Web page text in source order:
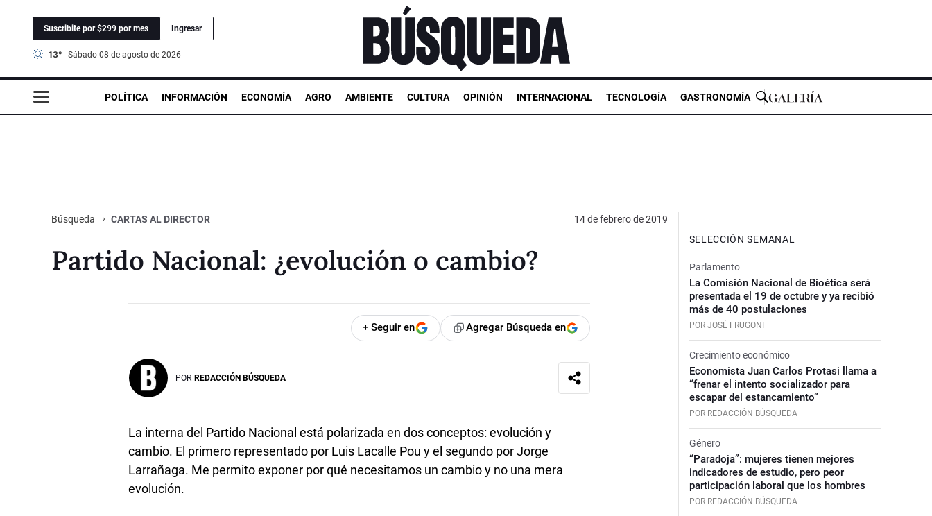
Suscribite por $299 por mes Ingresar
13° sábado 08 de agosto de 2026
POLÍTICA INFORMACIÓN ECONOMÍA AGRO AMBIENTE CULTURA OPINIÓN INTERNACIONAL TECNOLOGÍA GASTRONOMÍA
Búsqueda CARTAS AL DIRECTOR 14 de febrero de 2019
Partido Nacional: ¿evolución o cambio?
+ Seguir en Agregar Búsqueda en
POR REDACCIÓN BÚSQUEDA
La interna del Partido Nacional está polarizada en dos conceptos: evolución y
cambio. El primero representado por Luis Lacalle Pou y el segundo por Jorge
Larrañaga. Me permito exponer por qué necesitamos un cambio y no una mera
evolución.
SELECCIÓN SEMANAL
Parlamento
La Comisión Nacional de Bioética será
presentada el 19 de octubre y ya recibió
más de 40 postulaciones
POR JOSÉ FRUGONI
Crecimiento económico
Economista Juan Carlos Protasi llama a
“frenar el intento socializador para
escapar del estancamiento”
POR REDACCIÓN BÚSQUEDA
Género
“Paradoja”: mujeres tienen mejores
indicadores de estudio, pero peor
participación laboral que los hombres
POR REDACCIÓN BÚSQUEDA